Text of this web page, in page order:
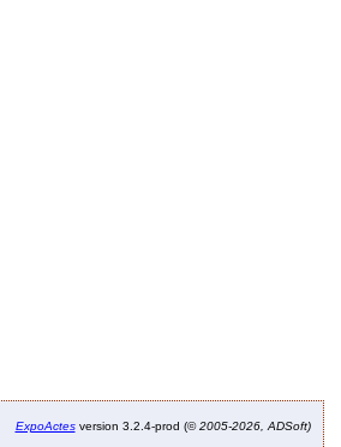
ExpoActesversion 3.2.4-prod (©2005-2026, ADSoft)